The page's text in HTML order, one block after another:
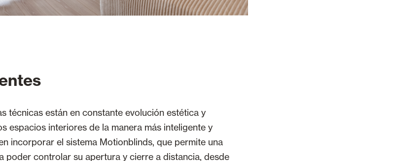
técnicas están en constante evolución estética y
espacios interiores de la manera más inteligente y
incorporar el sistema Motionblinds, que permite una
poder controlar su apertura y cierre a distancia, desde